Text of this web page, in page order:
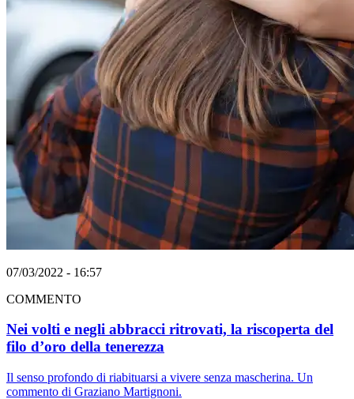
07/03/2022 - 16:57
COMMENTO
Nei volti e negli abbracci ritrovati, la riscoperta del
filo d’oro della tenerezza
Il senso profondo di riabituarsi a vivere senza mascherina. Un
commento di Graziano Martignoni.